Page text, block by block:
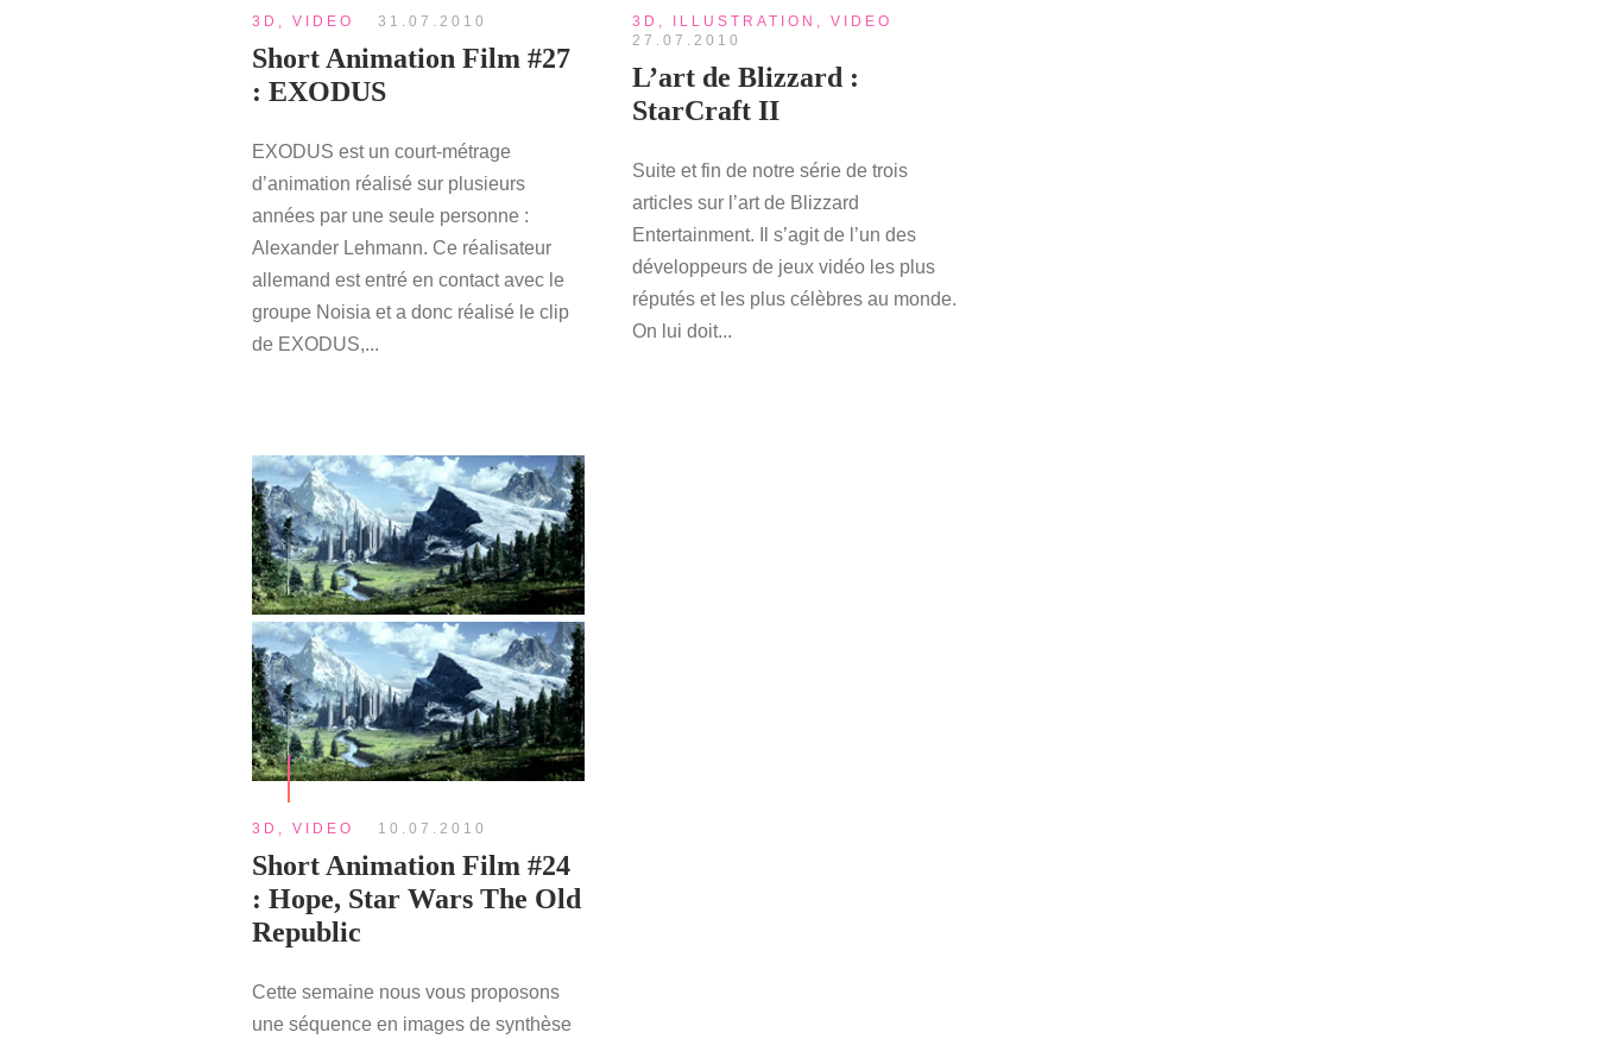
3D , VIDEO 31.07.2010
Short Animation Film #27
: EXODUS
EXODUS est un court-métrage
d’animation réalisé sur plusieurs
années par une seule personne :
Alexander Lehmann. Ce réalisateur
allemand est entré en contact avec le
groupe Noisia et a donc réalisé le clip
de EXODUS,...
3D , ILLUSTRATION , VIDEO
27.07.2010
L’art de Blizzard :
StarCraft II
Suite et fin de notre série de trois
articles sur l’art de Blizzard
Entertainment. Il s’agit de l’un des
développeurs de jeux vidéo les plus
réputés et les plus célèbres au monde.
On lui doit...
3D , VIDEO 10.07.2010
Short Animation Film #24
: Hope, Star Wars The Old
Republic
Cette semaine nous vous proposons
une séquence en images de synthèse